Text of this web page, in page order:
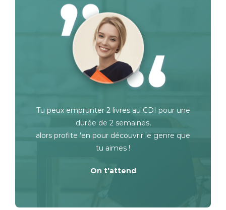
Tu peux emprunter 2 livres au CDI pour une
durée de 2 semaines,
alors profite 'en pour découvrir le genre que
tu aimes !
On t'attend